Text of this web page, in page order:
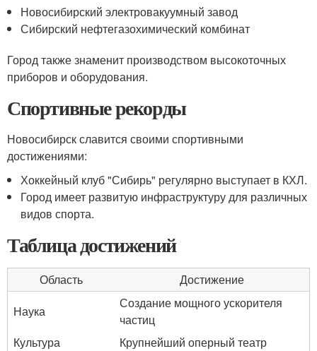
Новосибирский электровакуумный завод
Сибирский нефтегазохимический комбинат
Город также знаменит производством высокоточных
приборов и оборудования.
Спортивные рекорды
Новосибирск славится своими спортивными
достижениями:
Хоккейный клуб "Сибирь" регулярно выступает в КХЛ.
Город имеет развитую инфраструктуру для различных
видов спорта.
Таблица достижений
Область
Достижение
Наука
Создание мощного ускорителя
частиц
Культура
Крупнейший оперный театр